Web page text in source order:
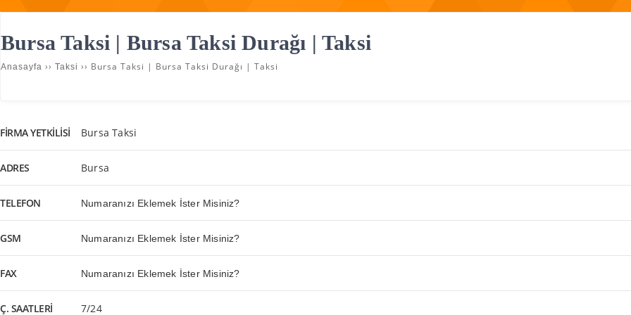
Bursa Taksi | Bursa Taksi Durağı | Taksi
Anasayfa ›› Taksi ›› Bursa Taksi | Bursa Taksi Durağı | Taksi
FIRMA YETKILISI Bursa Taksi
ADRES Bursa
TELEFON Numaranızı Eklemek İster Misiniz?
GSM Numaranızı Eklemek İster Misiniz?
FAX Numaranızı Eklemek İster Misiniz?
Ç. SAATLERI 7/24